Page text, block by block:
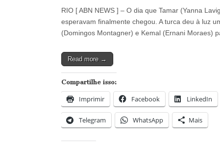
Jorge:
RIO [ ABN NEWS ] – O dia que Tamar (Yanna
esperavam finalmente chegou. A turca deu à luz
(Domingos Montagner) e Kemal (Ernani Moraes)
Read more →
Compartilhe isso:
Imprimir Facebook LinkedIn
Telegram WhatsApp Mais